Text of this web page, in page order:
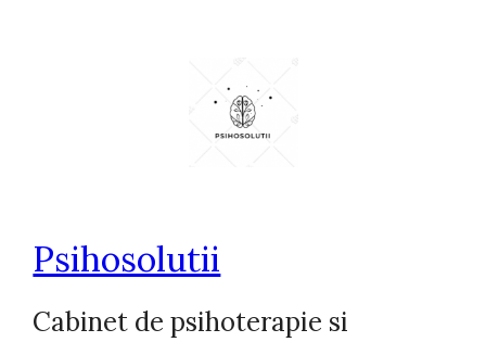
Psihosolutii
Cabinet de psihoterapie si